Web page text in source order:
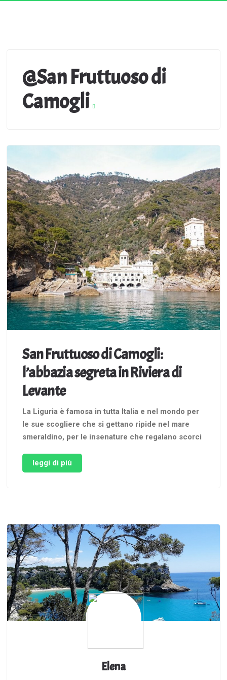
@San Fruttuoso di
Camogli
San Fruttuoso di Camogli:
l’abbazia segreta in Riviera di
Levante
La Liguria è famosa in tutta Italia e nel mondo per
le sue scogliere che si gettano ripide nel mare
smeraldino, per le insenature che regalano scorci
colorati. Qualche giorno fa vi sono stata in visita
per un’escursione giornaliera, la Liguria, …
leggi di più
Elena